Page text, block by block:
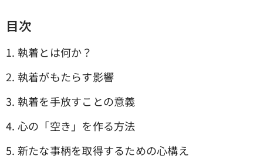
目次
1. 執着とは何か？
2. 執着がもたらす影響
3. 執着を手放すことの意義
4. 心の「空き」を作る方法
5. 新たな事柄を取得するための心構え